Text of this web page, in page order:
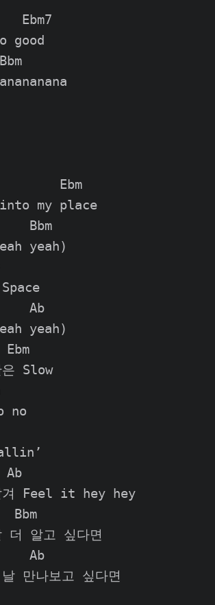
Ebm7
good
Ebm
my place
Bbm
yeah)
Ab
yeah)
Ebm
은 Slow
no
Ab
겨 Feel it hey hey
더 알고 싶다면
Ab
만나보고 싶다면